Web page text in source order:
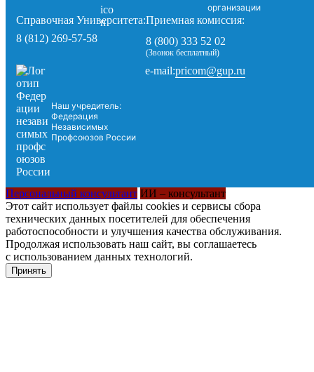
организации
Справочная Университета:
8 (812) 269-57-58
Приемная комиссия:
8 (800) 333 52 02
(Звонок бесплатный)
Наш учредитель:
Федерация
Независимых
Профсоюзов России
e-mail:pricom@gup.ru
Персональный консультант ИИ – консультант
Этот сайт использует файлы cookies и сервисы сбора
технических данных посетителей для обеспечения
работоспособности и улучшения качества обслуживания.
Продолжая использовать наш сайт, вы соглашаетесь
с использованием данных технологий.
Принять